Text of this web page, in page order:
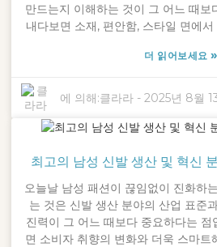
만드는지 이해하는 것이 그 어느 때보
내다보면 소재, 편안함, 스타일 면에서
다. 따라서 쇼핑을 할 때 무엇을 찾아
을 누비다'라는 사명을 가지고 사업을
날 현대 여성의 요구에 맞는 최고 품
전념합니다. 이 게시물에서는 완벽한
할 뿐만 아니라 실용적이고 트렌디한
더 읽어보세요»
에 의해:클라라 -2025년 8월
최고의 남성 신발 생산 및 혁신
오늘날 남성 패션이 끊임없이 진화하
는 것은 신발 생산 분야의 산업 표준
진력이 그 어느 때보다 중요하다는 점
면 소비자 취향의 변화와 더욱 스마트